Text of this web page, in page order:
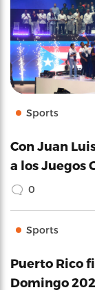
Sports
Con Juan
a los Juegos
0
Sports
Puerto Rico
Domingo